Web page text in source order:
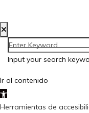
Input your search
Ir al contenido
Abrir barra de herramientas
Herramientas de